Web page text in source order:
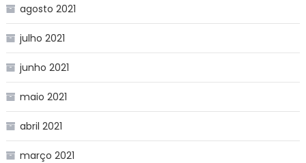
agosto 2021
julho 2021
junho 2021
maio 2021
abril 2021
março 2021